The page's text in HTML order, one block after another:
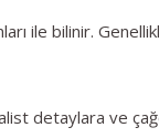
ile bilinir.
detaylara ve